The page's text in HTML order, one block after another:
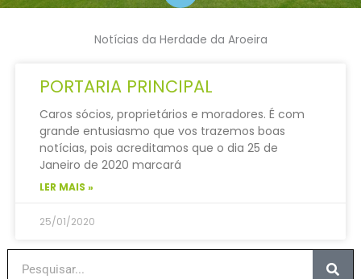
c
b
o
-
Notícias da Herdade da Aroeira
PORTARIA PRINCIPAL
Caros sócios, proprietários e moradores. É com
grande entusiasmo que vos trazemos boas
notícias, pois acreditamos que o dia 25 de
Janeiro de 2020 marcará
LER MAIS »
25/01/2020